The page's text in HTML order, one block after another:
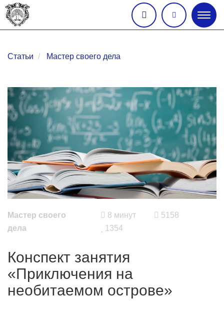
меню
Статьи Мастер своего дела
Мастер своего
дела
8 минут
5158
1354
Конспект занятия
«Приключения на
необитаемом острове»